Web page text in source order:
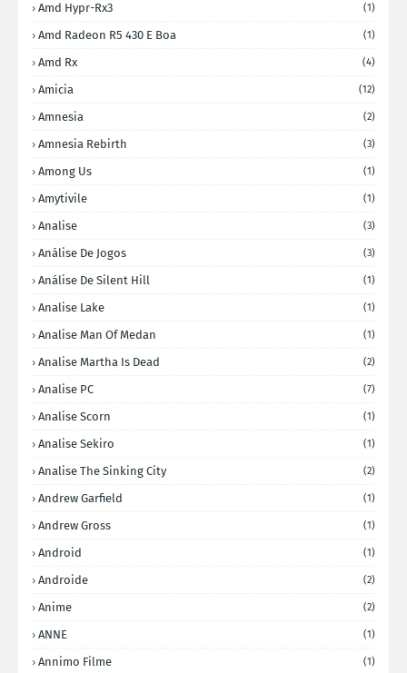
Amd Hypr-Rx3 (1)
Amd Radeon R5 430 E Boa (1)
Amd Rx (4)
Amicia (12)
Amnesia (2)
Amnesia Rebirth (3)
Among Us (1)
Amytivile (1)
Analise (3)
Análise De Jogos (3)
Análise De Silent Hill (1)
Analise Lake (1)
Analise Man Of Medan (1)
Analise Martha Is Dead (2)
Analise PC (7)
Analise Scorn (1)
Analise Sekiro (1)
Analise The Sinking City (2)
Andrew Garfield (1)
Andrew Gross (1)
Android (1)
Androide (2)
Anime (2)
ANNE (1)
Annimo Filme (1)